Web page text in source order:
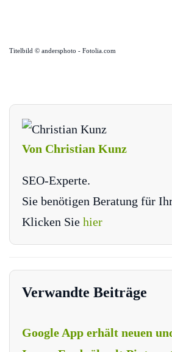
Titelbild © andersphoto - Fotolia.com
Von Christian Kunz
SEO-Experte.
Sie benötigen Beratung für
Klicken Sie hier
Verwandte Beiträge
Google App erhält neuen